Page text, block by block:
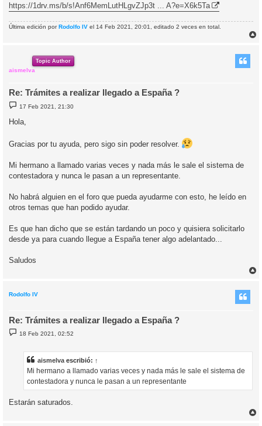
https://1drv.ms/b/s!Anf6MemLutHLgvZJp3t ... A?e=X6k5Ta
Última edición porRodolfo IV el 14 Feb 2021, 20:01, editado 2 veces en total.
Topic Author
aismelva
Re: Trámites a realizar llegado a España ?
M
e
n
s
e
17 Feb 2021, 21:30
Hola,
Gracias por tu ayuda, pero sigo sin poder resolver.
Mi hermano a llamado varias veces y nada más le sale el sistema de
contestadora y nunca le pasan a un representante.
No habrá alguien en el foro que pueda ayudarme con esto, he leído en
otros temas que han podido ayudar.
Es que han dicho que se están tardando un poco y quisiera solicitarlo
desde ya para cuando llegue a España tener algo adelantado...
Saludos
Rodolfo IV
Re: Trámites a realizar llegado a España ?
M
e
18 Feb 2021, 02:52
aismelva escribió: ↑
Mi hermano a llamado varias veces y nada más le sale el sistema de
contestadora y nunca le pasan a un representante
Estarán saturados.